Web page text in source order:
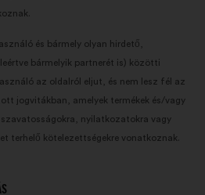
és bármely olyan hirdető,
bármelyik partnerét is) közötti
az oldalról eljut, és nem lesz fél az
jogvitákban, amelyek termékek és/vagy
nyilatkozatokra vagy
terhelő kötelezettségekre vonatkoznak.